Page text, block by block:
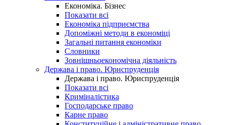
Економіка. Бізнес
Показати всі
Економіка підприємства
Допоміжні методи в економіці
Загальні питання економіки
Словники
Зовнішньоекономічна діяльність
Держава і право. Юриспруденція
Держава і право. Юриспруденція
Показати всі
Криміналістика
Господарське право
Карне право